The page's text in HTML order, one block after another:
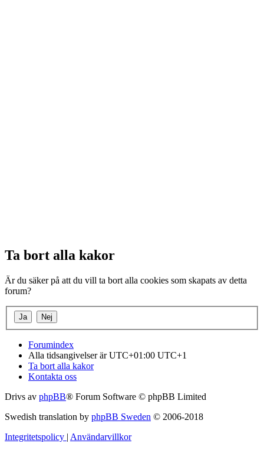
Ta bort alla kakor
Är du säker på att du vill ta bort alla cookies som skapats av detta
forum?
Forumindex
Alla tidsangivelser är UTC+01:00 UTC+1
Ta bort alla kakor
Kontakta oss
Drivs av phpBB® Forum Software © phpBB Limited
Swedish translation by phpBB Sweden © 2006-2018
Integritetspolicy | Användarvillkor